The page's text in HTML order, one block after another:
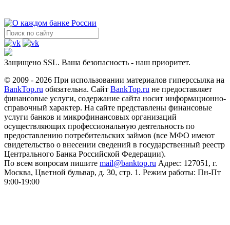
Защищено SSL. Ваша безопасность - наш приоритет.
© 2009 - 2026 При использовании материалов гиперссылка на
BankTop.ru обязательна. Сайт BankTop.ru не предоставляет
финансовые услуги, содержание сайта носит информационно-
справочный характер. На сайте представлены финансовые
услуги банков и микрофинансовых организаций
осуществляющих профессиональную деятельность по
предоставлению потребительских займов (все МФО имеют
свидетельство о внесении сведений в государственный реестр
Центрального Банка Российской Федерации).
По всем вопросам пишите mail@banktop.ru Адрес: 127051, г.
Москва, Цветной бульвар, д. 30, стр. 1. Режим работы: Пн-Пт
9:00-19:00